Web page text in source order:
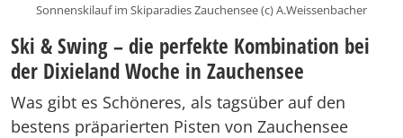
Sonnenskilauf im Skiparadies Zauchensee (c) A.Weissenbacher
Ski & Swing – die perfekte Kombination bei
der Dixieland Woche in Zauchensee
Was gibt es Schöneres, als tagsüber auf den
bestens präparierten Pisten von Zauchensee